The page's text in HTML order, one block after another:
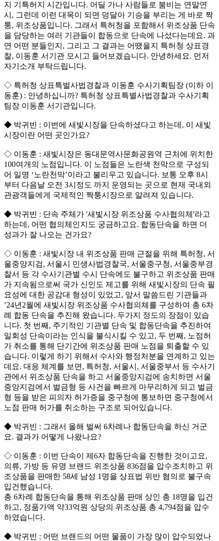
지 기특허지 시간입니다. 어딜 가나 사람들로 붐비는 연말연
시, 그런데 이런 대목이 되면 덩달아 기승을 부리는 게 바로 짝
퉁, 위조상품입니다. 그래서 특허청을 포함해서 위조상품 단속
을 담당하는 여러 기관들이 합동으로 단속에 나섰다는데요. 과
연 어떤 분들인지, 그리고 그 결과는 어땠을지 특허청 상표경
찰, 이동훈 서기관 모시고 들어보겠습니다. 안녕하세요. 먼저
자기소개 부탁드립니다.
◇ 특허청 상표특벌사법경찰과 이동훈 수사기획팀장 (이하 이
동훈) : 안녕하십니까? 특허청 상표특별사법경찰과 수사기획
팀장 이동훈 서기관입니다.
◆ 박귀빈 : 이번에 새빛시장을 단속하셨다고 하는데, 이 새빛
시장이란 어떤 곳인가요?
◇ 이동훈 : 새빛시장은 동대문역사문화공원역 근처에 위치한
100여개의 노점입니다. 이 노점들은 노란색 천막으로 구성되
어 일명 ‘노란천막’이라고 불리우고 있습니다. 보통 오후 8시
부터 다음날 오전 3시정도 까지 운영되는 곳으로 현재 국내외
관광객들에게 국제적인 짝퉁시장으로 알려져 있습니다.
◆ 박귀빈 : 단속 주체가 '새빛시장 위조상품 수사협의체'라고
하는데, 어떤 협의체인지도 궁금하고요. 합동단속을 하면 더
성과가 잘 나오는 건가요?
◇ 이동훈 : 새빛시장 내 위조상품 판매 근절을 위해 특허청, 서
울중앙지검, 서울시 민생사법경찰국, 서울중구청, 서울중부경
찰서 등 각 수사기관별 수시 단속에도 불구하고 위조상품 판매
가 지속됨으로써 국가 신인도 제고를 위해 새빛시장의 단속 필
요성에 대한 공감대 형성이 있었고, 앞서 말씀드린 기관들과
’24년2월에 새빛시장 위조상품 수사협의체를 구성하여 총 6차
례 합동 단속을 추진해 왔습니다. 두가지 정도의 장점이 있습
니다. 첫 번째, 주기적인 기관별 단속 및 합동단속을 추진하여
일회성 단속이라는 인식을 불식시킬 수 있고, 두 번째, 노점허
가 취소를 통해 단기간에 위조상품 판매 노점을 퇴출할 수 있
습니다. 이렇게 하기 위해서 수사와 행정처분을 연계하고 있는
데요. 대응 체계를 보면, 특허청, 서울시, 서울중부서 등 수사기
관에서 위조상품 단속을 하고 서울중앙지검에 송치하면 서울
중앙지검에서 벌금형 등 사건을 빠르게 마무리하게 되고 벌금
형 등을 받은 피의자 허가증을 중구청에 통보하면 중구청에서
노점 판매 허가를 취소하는 구조로 되어있습니다.
◆ 박귀빈 : 그래서 올해 벌써 6차례나 합동단속을 하신 거군
요. 결과가 어떻게 나왔나요?
◇ 이동훈 : 이번 단속이 제6자 합동단속을 진행한 것이고요,
의류, 가방 등 유명 브랜드 위조상품 836점을 압수조치하고 위
조상품을 판매한 58세 남성 1명을 상표법 위반 혐의로 불구속
입건했습니다.
총 6차례 합동단속을 통해 위조상품 판매 상인 총 18명을 입건
하고, 정품가액 약33억원 상당의 위조상품 총 4,794점을 압수
하였습니다.
◆ 박귀빈 : 어떤 브랜드의 어떤 물품이 가장 많이 압수되었나